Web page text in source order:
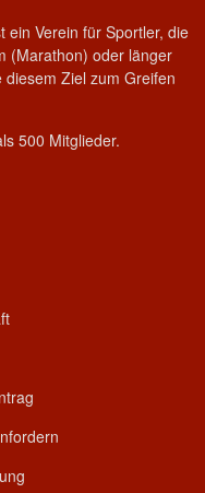
ein Verein für Sportler, die
(Marathon) oder länger
Ziel zum Greifen
500 Mitglieder.